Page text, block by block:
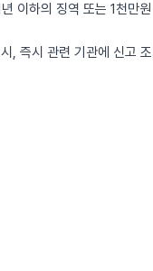
이하의 징역 또는 1천만
, 즉시 관련 기관에 신고